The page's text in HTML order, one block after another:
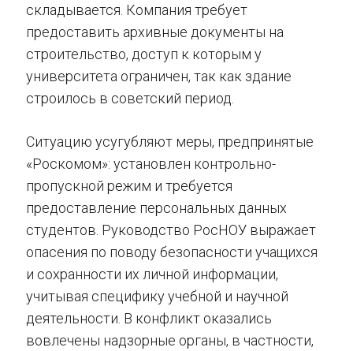
складывается. Компания требует
предоставить архивные документы на
строительство, доступ к которым у
университета ограничен, так как здание
строилось в советский период.
Ситуацию усугубляют меры, предпринятые
«Роскомом»: установлен контрольно-
пропускной режим и требуется
предоставление персональных данных
студентов. Руководство РосНОУ выражает
опасения по поводу безопасности учащихся
и сохранности их личной информации,
учитывая специфику учебной и научной
деятельности. В конфликт оказались
вовлечены надзорные органы, в частности,